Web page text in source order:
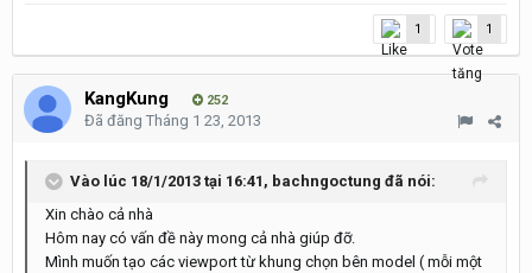
1 1
KangKung 252
Đã đăng Tháng 1 23, 2013
Vào lúc 18/1/2013 tại 16:41, bachngoctung đã nói:
Xin chào cả nhà
Hôm nay có vấn đề này mong cả nhà giúp đỡ.
Mình muốn tạo các viewport từ khung chọn bên model ( mỗi một